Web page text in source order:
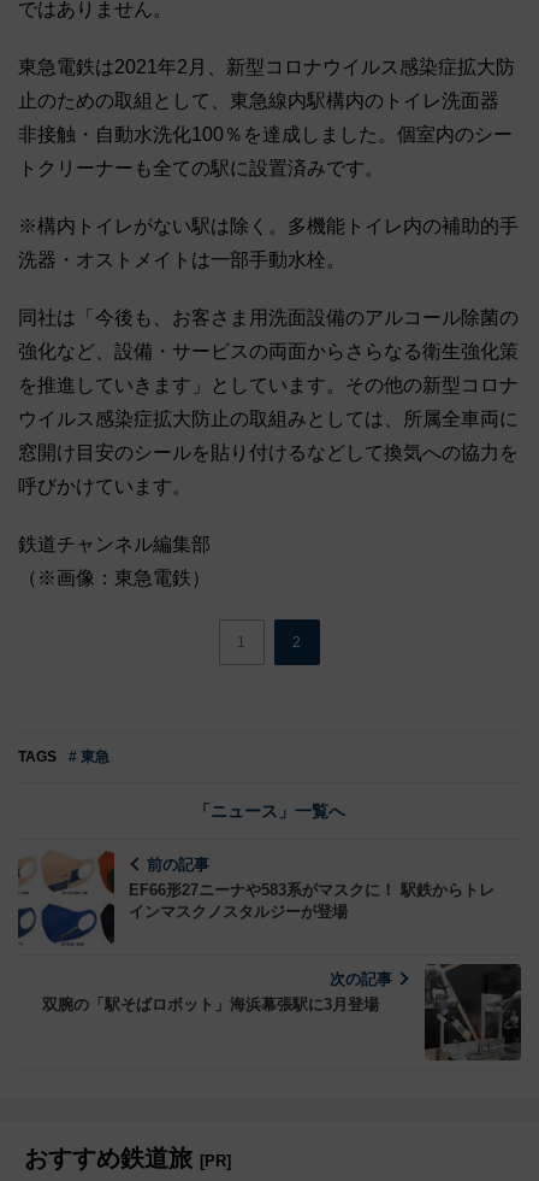
ではありません。
東急電鉄は2021年2月、新型コロナウイルス感染症拡大防
止のための取組として、東急線内駅構内のトイレ洗面器
非接触・自動水洗化100％を達成しました。個室内のシー
トクリーナーも全ての駅に設置済みです。
※構内トイレがない駅は除く。多機能トイレ内の補助的手
洗器・オストメイトは一部手動水栓。
同社は「今後も、お客さま用洗面設備のアルコール除菌の
強化など、設備・サービスの両面からさらなる衛生強化策
を推進していきます」としています。その他の新型コロナ
ウイルス感染症拡大防止の取組みとしては、所属全車両に
窓開け目安のシールを貼り付けるなどして換気への協力を
呼びかけています。
鉄道チャンネル編集部
（※画像：東急電鉄）
1 2
TAGS # 東急
「ニュース」一覧へ
前の記事
EF66形27ニーナや583系がマスクに！ 駅鉄からトレ
インマスクノスタルジーが登場
次の記事
双腕の「駅そばロボット」海浜幕張駅に3月登場
おすすめ鉄道旅 [PR]